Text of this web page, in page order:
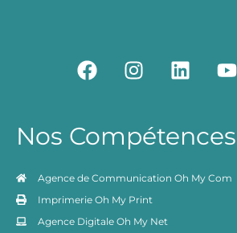
F
a
b
o
k
I
n
a
r
a
m
L
i
e
i
Y
o
u
e
Nos Compétences
Agence de Communication Oh My Com
Imprimerie Oh My Print
Agence Digitale Oh My Net